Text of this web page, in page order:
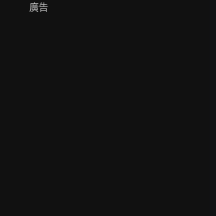
廣告